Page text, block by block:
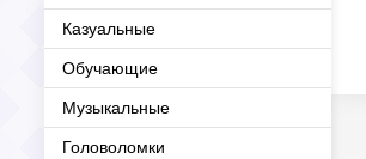
Казуальные
Обучающие
Музыкальные
Головоломки